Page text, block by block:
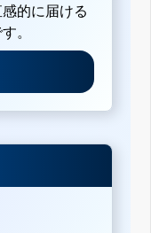
的に届ける
。